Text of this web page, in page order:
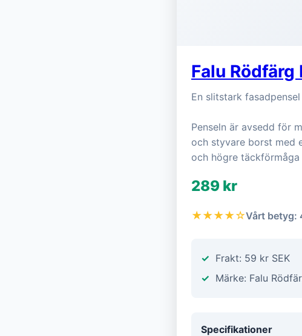
Falu Rödfärg
En slitstark
Penseln är avsedd för
och styvare borst med
och högre täckförmåga
289 kr
★★★★☆Vårt betyg:
Frakt: 59 kr SEK
Märke: Falu
Specifikationer